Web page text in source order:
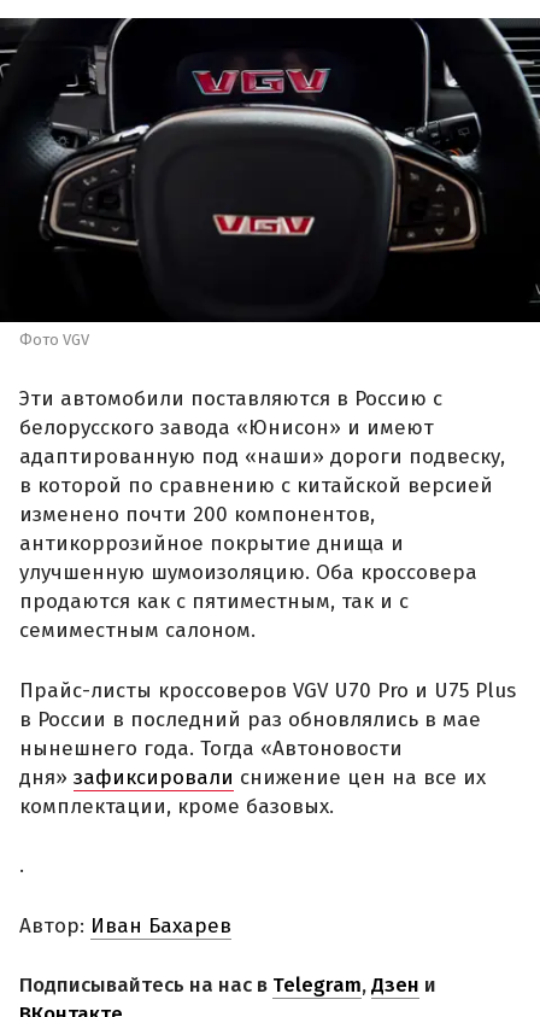
Фото VGV
Эти автомобили поставляются в Россию с
белорусского завода «Юнисон» и имеют
адаптированную под «наши» дороги подвеску,
в которой по сравнению с китайской версией
изменено почти 200 компонентов,
антикоррозийное покрытие днища и
улучшенную шумоизоляцию. Оба кроссовера
продаются как с пятиместным, так и с
семиместным салоном.
Прайс-листы кроссоверов VGV U70 Pro и U75 Plus
в России в последний раз обновлялись в мае
нынешнего года. Тогда «Автоновости
дня» зафиксировали снижение цен на все их
комплектации, кроме базовых.
.
Автор: Иван Бахарев
Подписывайтесь на нас в Telegram,Дзен и